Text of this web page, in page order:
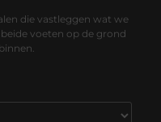
die vastleggen wat we
voeten op de grond